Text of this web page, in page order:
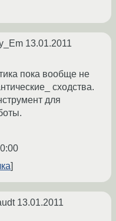
13.01.2011
пока вообще не
сходства.
для
13.01.2011